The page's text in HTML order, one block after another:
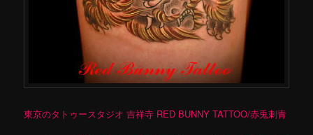
東京のタトゥースタジオ 吉祥寺 RED BUNNY TATTOO/赤兎刺青